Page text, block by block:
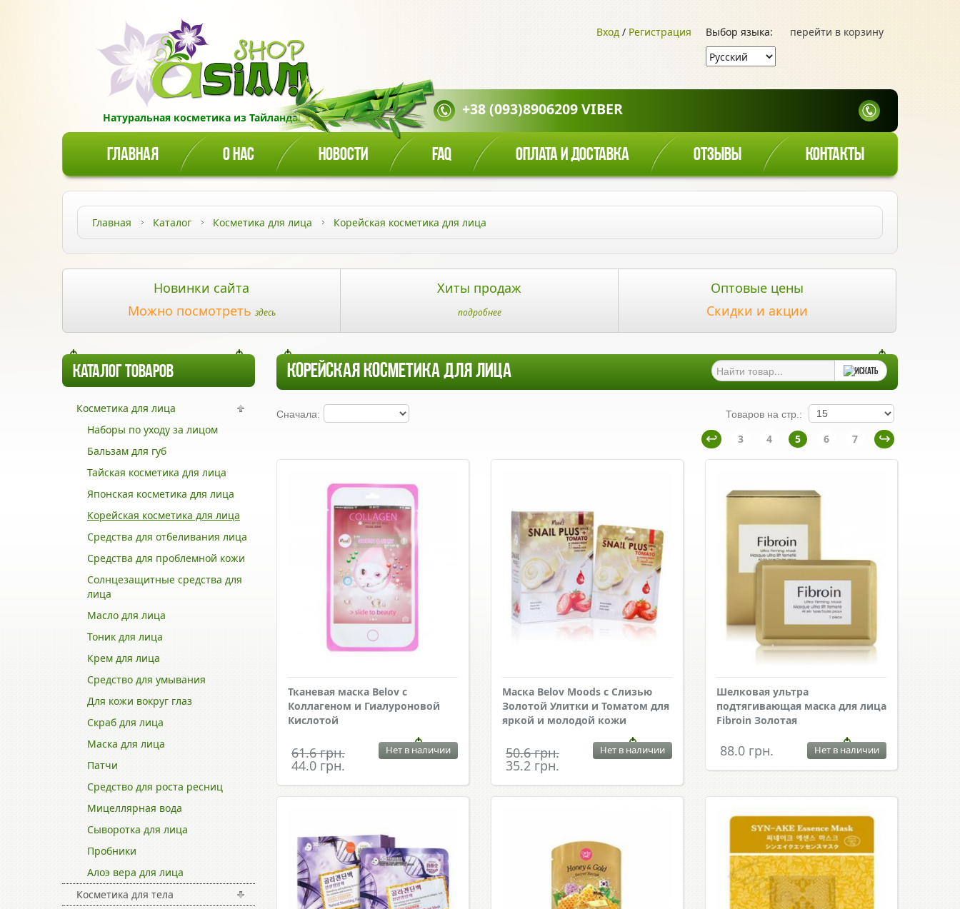
Натуральная косметика из Тайланда!
перейти в корзину
Выбор языка:
Вход / Регистрация
+38 (093)8906209 VIBER
ГЛАВНАЯ О НАС НОВОСТИ FAQ ОПЛАТА И ДОСТАВКА ОТЗЫВЫ КОНТАКТЫ
Главная Каталог Косметика для лица Корейская косметика для лица
Новинки сайта
Можно посмотреть здесь
Хиты продаж
подробнее
Оптовые цены
Скидки и акции
КАТАЛОГ ТОВАРОВ
Косметика для лица
Наборы по уходу за лицом
Бальзам для губ
Тайская косметика для лица
Японская косметика для лица
Корейская косметика для лица
Средства для отбеливания лица
Средства для проблемной кожи
Солнцезащитные средства для
лица
Масло для лица
Тоник для лица
Крем для лица
Средство для умывания
Для кожи вокруг глаз
Скраб для лица
Маска для лица
Патчи
Средство для роста ресниц
Мицеллярная вода
Сыворотка для лица
Пробники
Алоэ вера для лица
Косметика для тела
КОРЕЙСКАЯ КОСМЕТИКА ДЛЯ ЛИЦА
Сначала: Товаров на стр.:
3 4 5 6 7
Тканевая маска Belov с
Коллагеном и Гиалуроновой
Кислотой
61.6 грн.
44.0 грн.
Нет в наличии
Маска Belov Moods с Слизью
Золотой Улитки и Томатом для
яркой и молодой кожи
50.6 грн.
35.2 грн.
Нет в наличии
Шелковая ультра
подтягивающая маска для лица
Fibroin Золотая
88.0 грн. Нет в наличии